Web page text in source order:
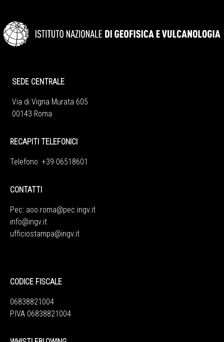
SEDE CENTRALE
Via di Vigna Murata 605
00143 Roma
RECAPITI TELEFONICI
Telefono +39 06518601
CONTATTI
Pec: aoo.roma@pec.ingv.it
info@ingv.it
ufficiostampa@ingv.it
CODICE FISCALE
06838821004
P.IVA 06838821004